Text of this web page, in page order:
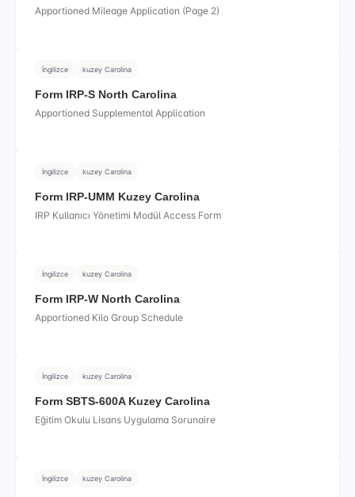
Apportioned Mileage Application (Page 2)
İngilizce kuzey Carolina
Form IRP-S North Carolina
Apportioned Supplemental Application
İngilizce kuzey Carolina
Form IRP-UMM Kuzey Carolina
IRP Kullanıcı Yönetimi Modül Access Form
İngilizce kuzey Carolina
Form IRP-W North Carolina
Apportioned Kilo Group Schedule
İngilizce kuzey Carolina
Form SBTS-600A Kuzey Carolina
Eğitim Okulu Lisans Uygulama Sorunaire
İngilizce kuzey Carolina